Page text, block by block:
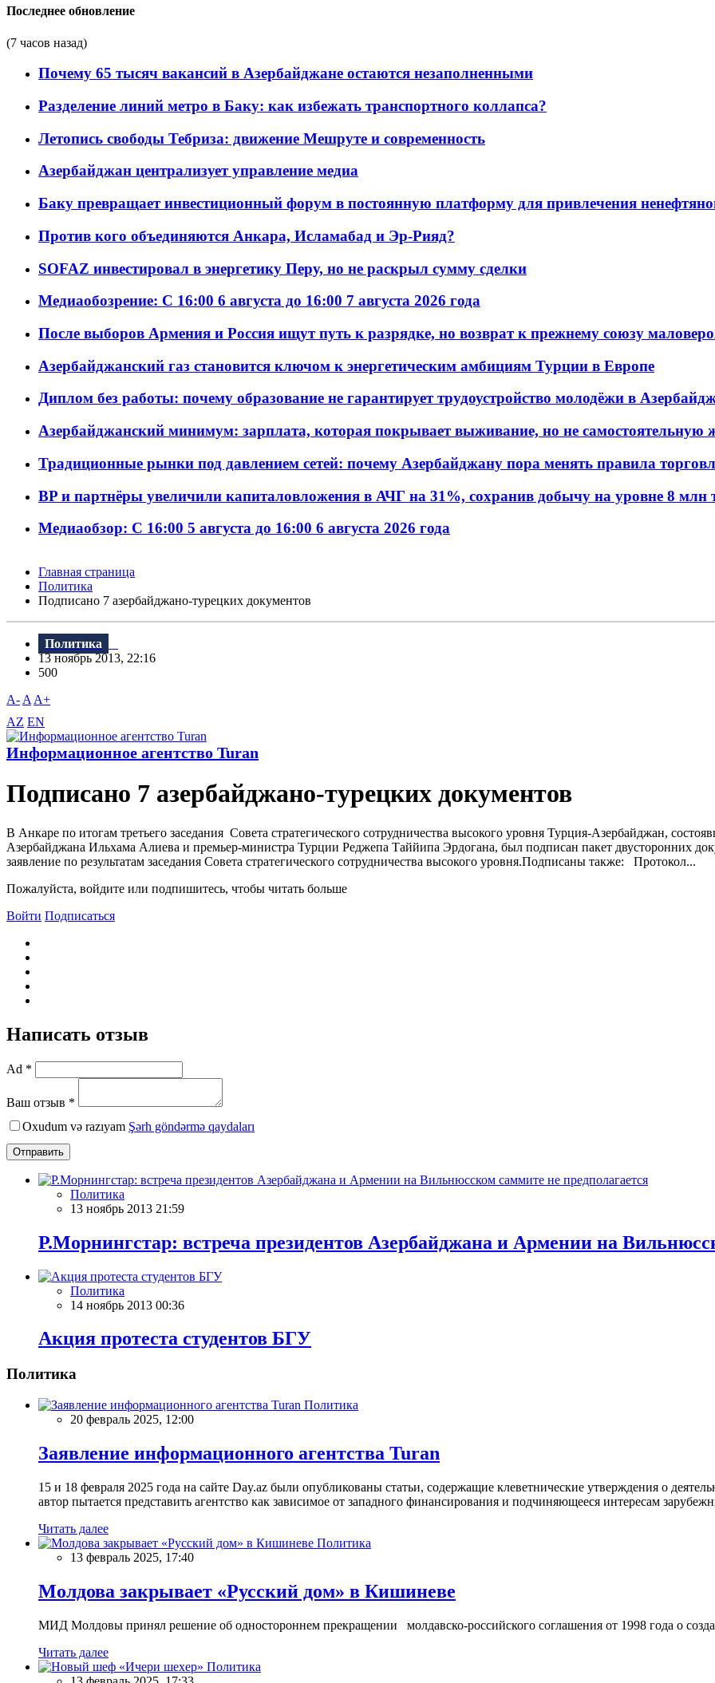
Последнее обновление
(7 часов назад)
Почему 65 тысяч вакансий в Азербайджане остаются незаполненными
Разделение линий метро в Баку: как избежать транспортного коллапса?
Летопись свободы Тебриза: движение Мешруте и современность
Азербайджан централизует управление медиа
Баку превращает инвестиционный форум в постоянную платформу для привлечения
Против кого объединяются Анкара, Исламабад и Эр-Рияд?
SOFAZ инвестировал в энергетику Перу, но не раскрыл сумму сделки
Медиаобозрение: С 16:00 6 августа до 16:00 7 августа 2026 года
После выборов Армения и Россия ищут путь к разрядке, но возврат к прежнему союзу
Азербайджанский газ становится ключом к энергетическим амбициям Турции в Европе
Диплом без работы: почему образование не гарантирует трудоустройство молодёжи в
Азербайджанский минимум: зарплата, которая покрывает выживание, но не самостоятельную
Традиционные рынки под давлением сетей: почему Азербайджану пора менять правила
BP и партнёры увеличили капиталовложения в АЧГ на 31%, сохранив добычу на уровне 8 млн
Медиаобзор: С 16:00 5 августа до 16:00 6 августа 2026 года
Главная страница
Политика
Подписано 7 азербайджано-турецких документов
Политика
13 ноябрь 2013, 22:16
500
A- A A+
AZ EN
Информационное агентство Turan
Подписано 7 азербайджано-турецких документов
В Анкаре по итогам третьего заседания Совета стратегического сотрудничества высокого уровня Турция-Азербайджан,
Азербайджана Ильхама Алиева и премьер-министра Турции Реджепа Таййипа Эрдогана, был подписан пакет двусторонних
заявление по результатам заседания Совета стратегического сотрудничества высокого уровня.Подписаны также: Протокол...
Пожалуйста, войдите или подпишитесь, чтобы читать больше
Войти Подписаться
Написать отзыв
Ad *
Ваш отзыв *
Oxudum və razıyam Şərh göndərmə qaydaları
Отправить
Политика
13 ноябрь 2013 21:59
Р.Морнингстар: встреча президентов Азербайджана и Армении на
Политика
14 ноябрь 2013 00:36
Акция протеста студентов БГУ
Политика
Политика
20 февраль 2025, 12:00
Заявление информационного агентства Turan
15 и 18 февраля 2025 года на сайте Day.az были опубликованы статьи, содержащие клеветнические утверждения о
автор пытается представить агентство как зависимое от западного финансирования и подчиняющееся интересам
Читать далее
Политика
13 февраль 2025, 17:40
Молдова закрывает «Русский дом» в Кишиневе
МИД Молдовы принял решение об одностороннем прекращении молдавско-российского соглашения от 1998 года о
Читать далее
Политика